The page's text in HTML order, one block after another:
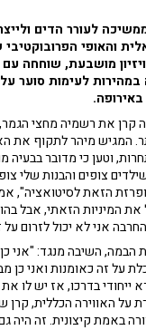
ממשיכה לעורר הדים
והאופי
לעימות סוער על
את רשמיה מחצי הגמר,
המגיש מיהר לתקוף את
וטען כי מדובר
צופים והבנות שלי
הזאת לסיטואציה",
את המיניות הזאתי, אבל
אני לא יכול לזרום על
הבמה, השיבה מנגד: "אני כן
על זה כאומנות ואני
ייחודי בדרכו, אז יש לו
על האווירה הכללית, קרן
באמת קיצונית. זה היה